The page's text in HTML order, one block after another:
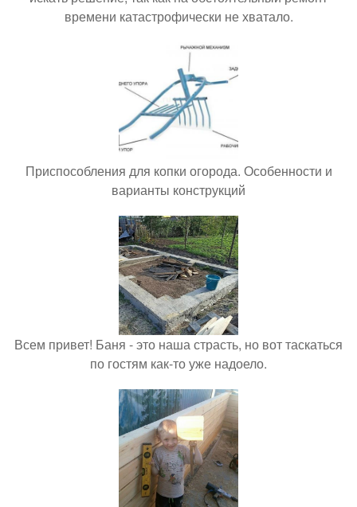
времени катастрофически не хватало.
Приспособления для копки огорода. Особенности и
варианты конструкций
Всем привет! Баня - это наша страсть, но вот таскаться
по гостям как-то уже надоело.